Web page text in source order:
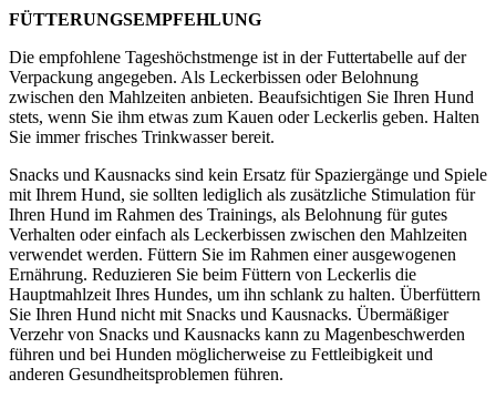
FÜTTERUNGSEMPFEHLUNG
Die empfohlene Tageshöchstmenge ist in der Futtertabelle auf der
Verpackung angegeben. Als Leckerbissen oder Belohnung
zwischen den Mahlzeiten anbieten. Beaufsichtigen Sie Ihren Hund
stets, wenn Sie ihm etwas zum Kauen oder Leckerlis geben. Halten
Sie immer frisches Trinkwasser bereit.
Snacks und Kausnacks sind kein Ersatz für Spaziergänge und Spiele
mit Ihrem Hund, sie sollten lediglich als zusätzliche Stimulation für
Ihren Hund im Rahmen des Trainings, als Belohnung für gutes
Verhalten oder einfach als Leckerbissen zwischen den Mahlzeiten
verwendet werden. Füttern Sie im Rahmen einer ausgewogenen
Ernährung. Reduzieren Sie beim Füttern von Leckerlis die
Hauptmahlzeit Ihres Hundes, um ihn schlank zu halten. Überfüttern
Sie Ihren Hund nicht mit Snacks und Kausnacks. Übermäßiger
Verzehr von Snacks und Kausnacks kann zu Magenbeschwerden
führen und bei Hunden möglicherweise zu Fettleibigkeit und
anderen Gesundheitsproblemen führen.